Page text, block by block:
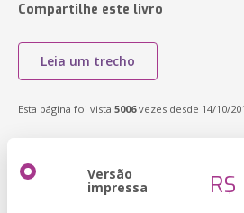
Compartilhe este livro
Leia um trecho
Esta página foi vista 5006vezes desde 14/10/
Versão
impressa